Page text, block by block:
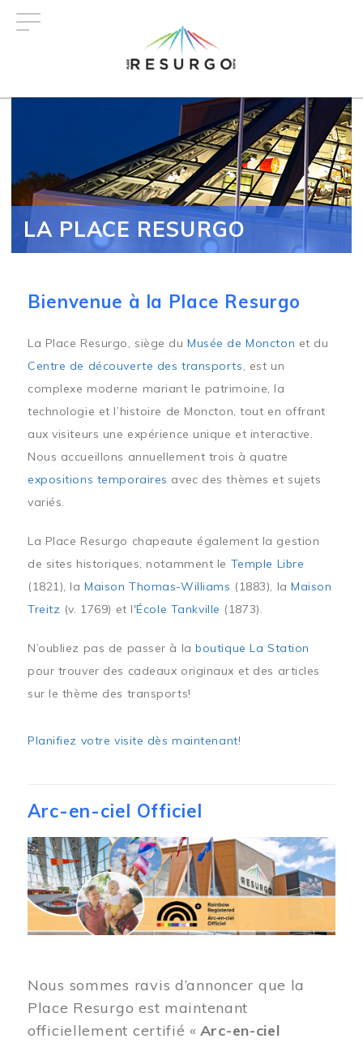
LA PLACE RESURGO
Bienvenue à la Place Resurgo
La Place Resurgo, siège duMusée de Moncton et du
Centre de découverte des transports, est un
complexe moderne mariant le patrimoine, la
technologie et l’histoire de Moncton, tout en offrant
aux visiteurs une expérience unique et interactive.
Nous accueillons annuellement trois à quatre
expositions temporaires avec des thèmes et sujets
variés.
La Place Resurgo chapeaute également la gestion
de sites historiques, notamment le Temple Libre
(1821), laMaison Thomas-Williams (1883), laMaison
Treitz (v. 1769) et l'École Tankville (1873).
N’oubliez pas de passer à laboutique La Station
pour trouver des cadeaux originaux et des articles
sur le thème des transports!
Planifiez votre visite dès maintenant!
Arc-en-ciel Officiel
Image
Nous sommes ravis d’annoncer que la
Place Resurgo est maintenant
officiellement certifié « Arc-en-ciel